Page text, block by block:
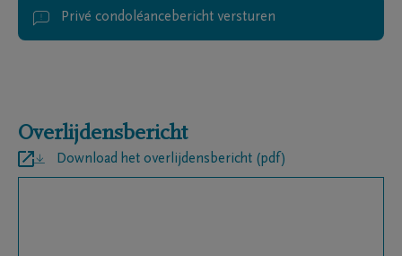
Privé condoléancebericht versturen
Overlijdensbericht
Download het overlijdensbericht (pdf)